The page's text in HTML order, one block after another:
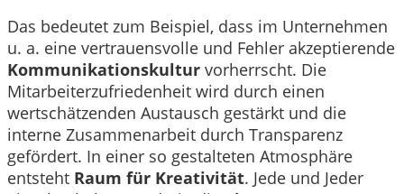
Das bedeutet zum Beispiel, dass im Unternehmen
u. a. eine vertrauensvolle und Fehler akzeptierende
Kommunikationskultur vorherrscht. Die
Mitarbeiterzufriedenheit wird durch einen
wertschätzenden Austausch gestärkt und die
interne Zusammenarbeit durch Transparenz
gefördert. In einer so gestalteten Atmosphäre
entsteht Raum für Kreativität. Jede und Jeder